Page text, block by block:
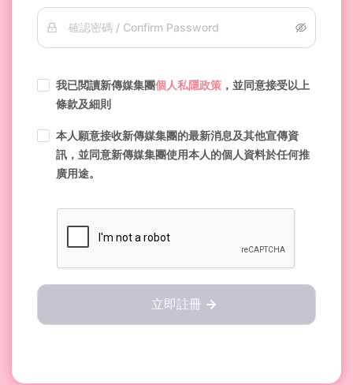
確認密碼 / Confirm Password
我已閲讀新傳媒集團個人私隱政策 ，並同意接受以上
條款及細則
本人願意接收新傳媒集團的最新消息及其他宣傳資
訊，並同意新傳媒集團使用本人的個人資料於任何推
廣用途。
立即註冊